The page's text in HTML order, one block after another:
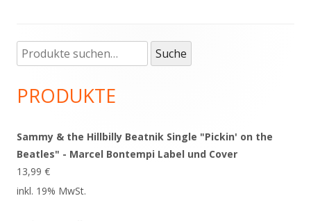
Haupt-
Seitenleiste
Suche
nach:
Suche
PRODUKTE
Sammy & the Hillbilly Beatnik Single "Pickin' on the
Beatles" - Marcel Bontempi Label und Cover
13,99 €
inkl. 19% MwSt.